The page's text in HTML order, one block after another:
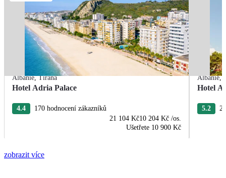
Albánie,Tirana
Hotel Adria Palace
4.4
170 hodnocení zákazníků
21 104 Kč10 204 Kč /os.
Ušetřete 10 900 Kč
Albánie,
Hotel
5.2
zobrazit více